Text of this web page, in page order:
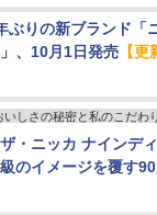
ぶりの新ブランド「
、10月1日発売【更
いしさの秘密と私のこだわ
ザ・ニッカ ナインデ
のイメージを覆す